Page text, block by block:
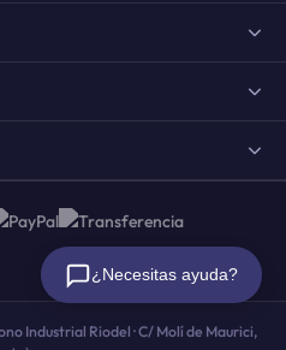
Industrial Riodel · C/ Molí de Maurici,
¿Necesitas ayuda?